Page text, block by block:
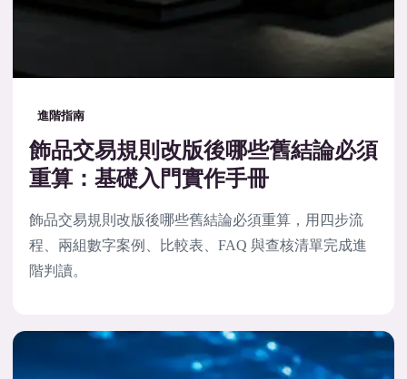
進階指南
飾品交易規則改版後哪些舊結論必須
重算：基礎入門實作手冊
飾品交易規則改版後哪些舊結論必須重算，用四步流
程、兩組數字案例、比較表、FAQ 與查核清單完成進
階判讀。